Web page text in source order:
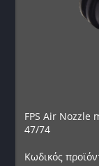
FPS Air Nozzle
47/74
Κωδικός